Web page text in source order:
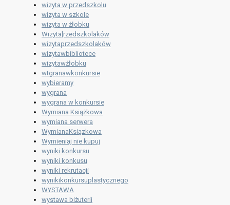
wizyta w przedszkolu
wizyta w szkole
wizyta w żłobku
Wizyta[rzedszkolaków
wizytaprzedszkolaków
wizytawbibliotece
wizytawżłobku
wtgranawkonkursie
wybieramy
wygrana
wygrana w konkursie
Wymiana Książkowa
wymiana serwera
WymianaKsiązkowa
Wymieniaj nie kupuj
wyniki konkursu
wyniki konkusu
wyniki rekrutacji
wynikikonkursuplastycznego
WYSTAWA
wystawa biżuterii